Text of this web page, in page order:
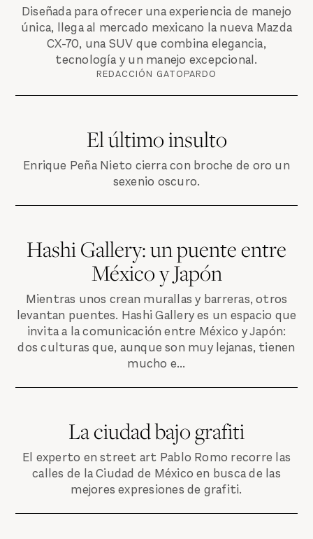
Diseñada para ofrecer una experiencia de manejo
única, llega al mercado mexicano la nueva Mazda
CX-70, una SUV que combina elegancia,
tecnología y un manejo excepcional.
REDACCIÓN GATOPARDO
El último insulto
Enrique Peña Nieto cierra con broche de oro un
sexenio oscuro.
Hashi Gallery: un puente entre
México y Japón
Mientras unos crean murallas y barreras, otros
levantan puentes. Hashi Gallery es un espacio que
invita a la comunicación entre México y Japón:
dos culturas que, aunque son muy lejanas, tienen
mucho e...
La ciudad bajo grafiti
El experto en street art Pablo Romo recorre las
calles de la Ciudad de México en busca de las
mejores expresiones de grafiti.